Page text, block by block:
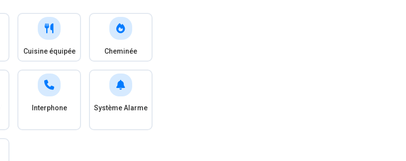
Cuisine équipée Cheminée
Interphone Système Alarme